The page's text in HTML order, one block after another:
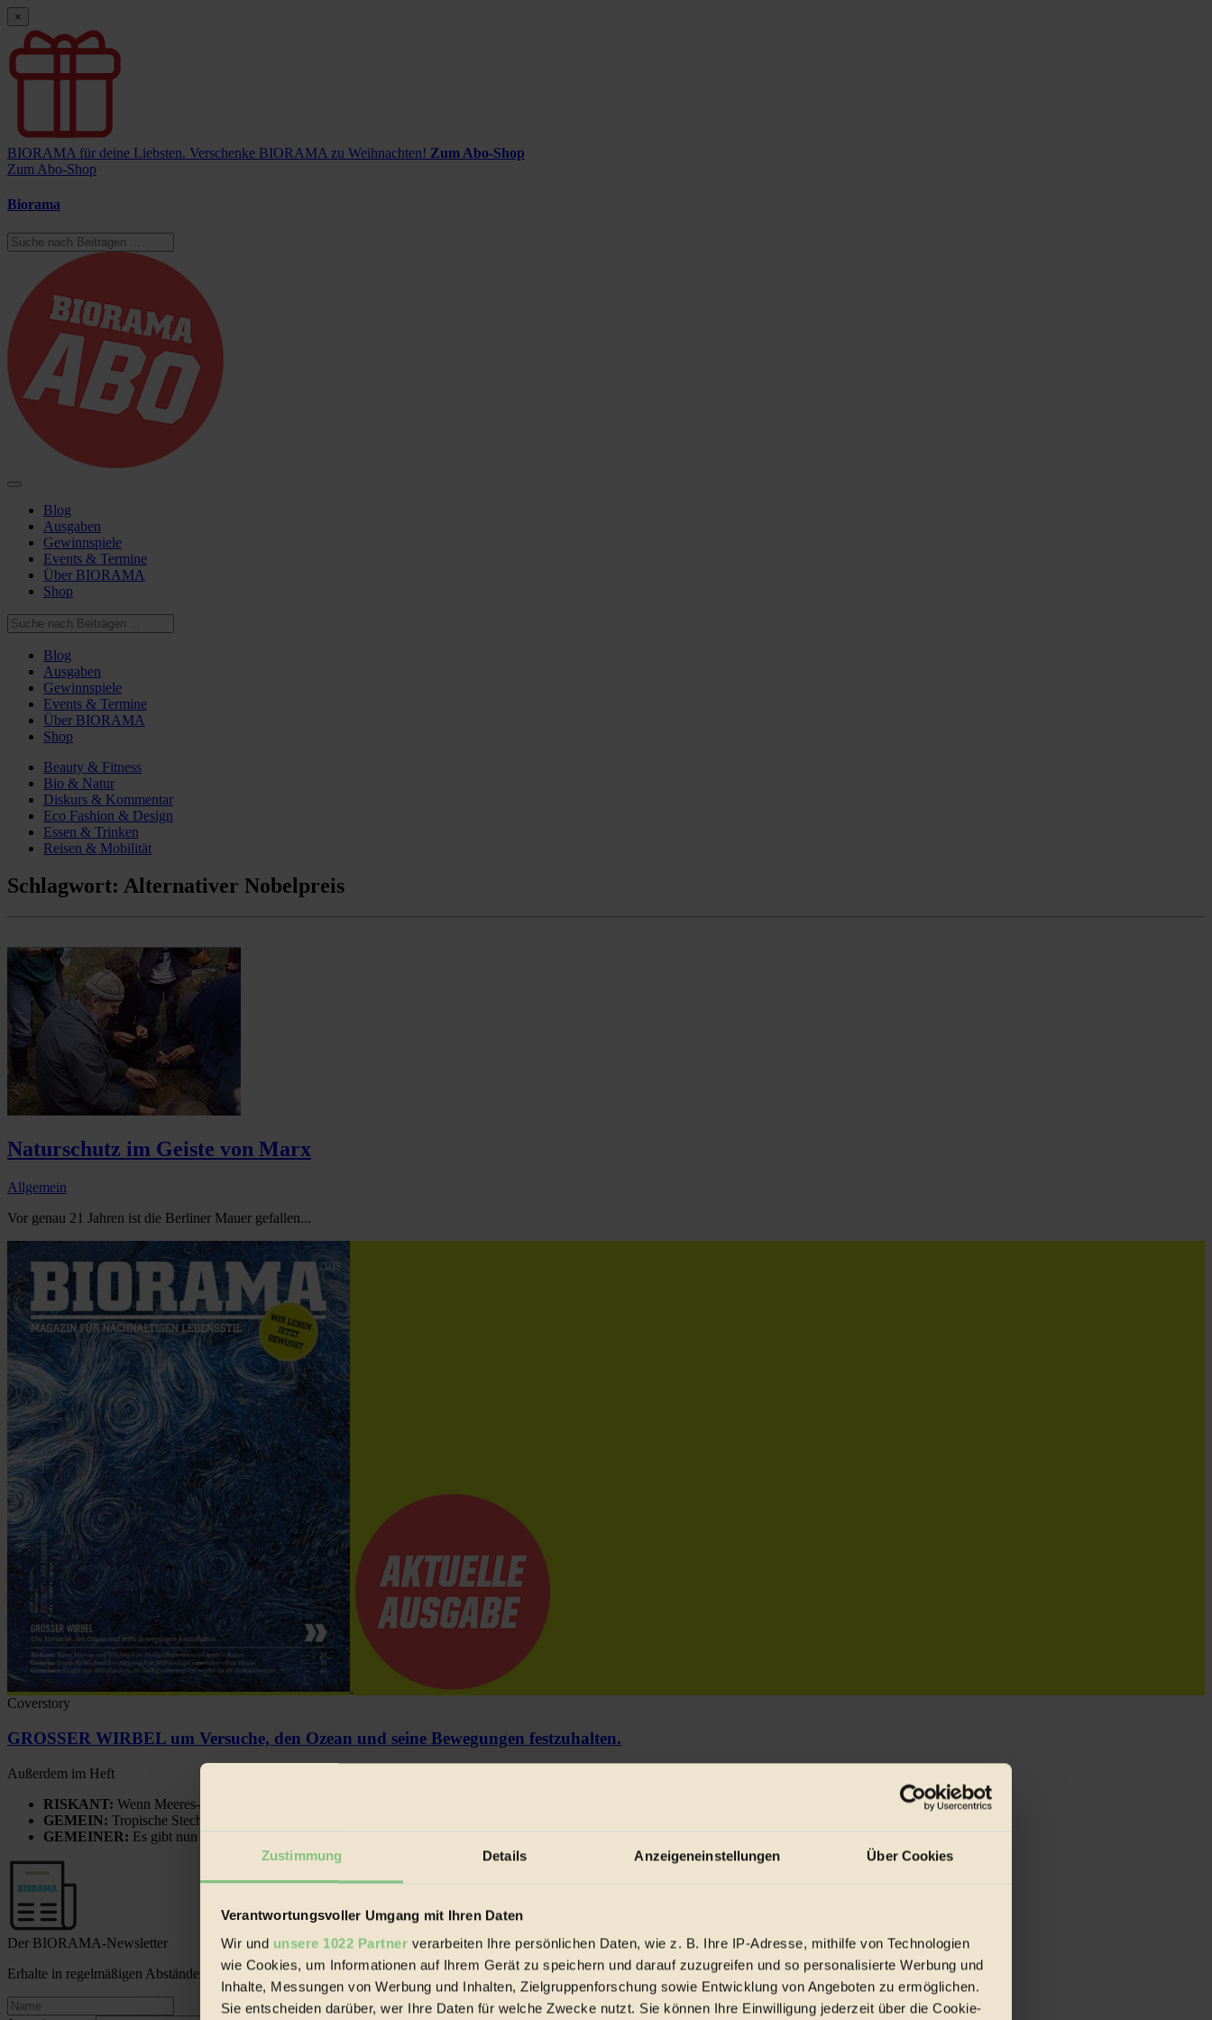
Zustimmung Details Anzeigeneinstellungen Über Cookies
Verantwortungsvoller Umgang mit Ihren Daten
Wir und unsere 1022 Partner verarbeiten Ihre persönlichen Daten, wie z. B. Ihre IP-Adresse, mithilfe von Technologien
wie Cookies, um Informationen auf Ihrem Gerät zu speichern und darauf zuzugreifen und so personalisierte Werbung und
Inhalte, Messungen von Werbung und Inhalten, Zielgruppenforschung sowie Entwicklung von Angeboten zu ermöglichen.
Sie entscheiden darüber, wer Ihre Daten für welche Zwecke nutzt. Sie können Ihre Einwilligung jederzeit über die Cookie-
×
BIORAMA für deine Liebsten. Verschenke BIORAMA zu Weihnachten! Zum Abo-Shop
Zum Abo-Shop
Biorama
Blog
Ausgaben
Gewinnspiele
Events & Termine
Über BIORAMA
Shop
Blog
Ausgaben
Gewinnspiele
Events & Termine
Über BIORAMA
Shop
Beauty & Fitness
Bio & Natur
Diskurs & Kommentar
Eco Fashion & Design
Essen & Trinken
Reisen & Mobilität
Schlagwort: Alternativer Nobelpreis
Naturschutz im Geiste von Marx
Allgemein
Vor genau 21 Jahren ist die Berliner Mauer gefallen...
Coverstory
GROSSER WIRBEL um Versuche, den Ozean und seine Bewegungen festzuhalten.
Außerdem im Heft
RISKANT: Wenn Meeres- und Wildvögel im Freilandhühnerbetrieb vorbeischauen.
GEMEIN: Tropische Stechmücken fühlen sich in Mitteleuropa inziwschen oft zu Hause.
GEMEINER: Es gibt nun Weinflaschen, die nach Entleerung voll wieder zu dir zurückkommen.
Der BIORAMA-Newsletter
Erhalte in regelmäßigen Abständen die aktuellsten Artikel, Gewinnspiele & Ausgaben übersichtlich aufbereitet vom BIORAMA-Magazin per E-Mail.